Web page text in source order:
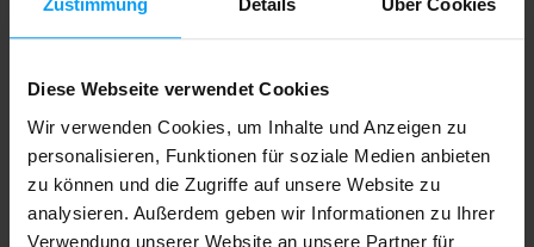
Zustimmung Details Über Cookies
Diese Webseite verwendet Cookies
Wir verwenden Cookies, um Inhalte und Anzeigen zu
personalisieren, Funktionen für soziale Medien anbieten
zu können und die Zugriffe auf unsere Website zu
analysieren. Außerdem geben wir Informationen zu Ihrer
Verwendung unserer Website an unsere Partner für
AUF LAGER
VERFÜGBAR
-10% -13%